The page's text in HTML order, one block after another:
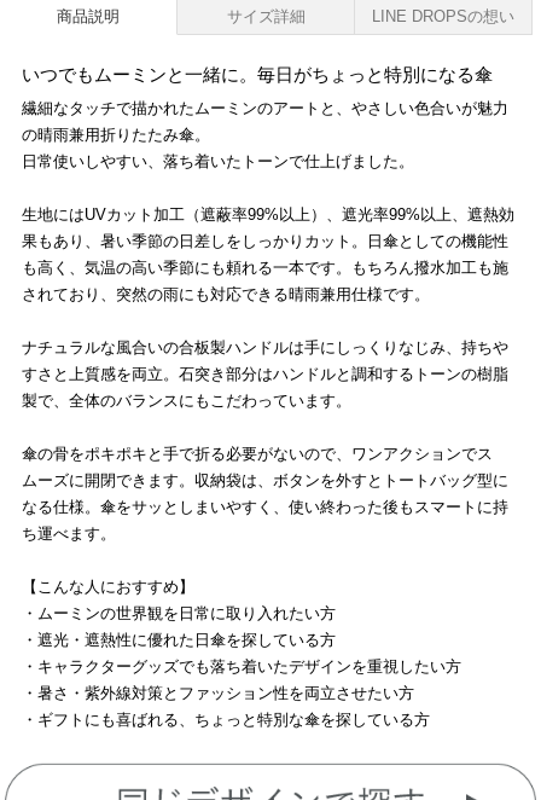
商品説明 サイズ詳細 LINE DROPSの想い
いつでもムーミンと一緒に。毎日がちょっと特別になる傘
繊細なタッチで描かれたムーミンのアートと、やさしい色合いが魅力
の晴雨兼用折りたたみ傘。
日常使いしやすい、落ち着いたトーンで仕上げました。
生地にはUVカット加工（遮蔽率99%以上）、遮光率99%以上、遮熱効
果もあり、暑い季節の日差しをしっかりカット。日傘としての機能性
も高く、気温の高い季節にも頼れる一本です。もちろん撥水加工も施
されており、突然の雨にも対応できる晴雨兼用仕様です。
ナチュラルな風合いの合板製ハンドルは手にしっくりなじみ、持ちや
すさと上質感を両立。石突き部分はハンドルと調和するトーンの樹脂
製で、全体のバランスにもこだわっています。
傘の骨をポキポキと手で折る必要がないので、ワンアクションでス
ムーズに開閉できます。収納袋は、ボタンを外すとトートバッグ型に
なる仕様。傘をサッとしまいやすく、使い終わった後もスマートに持
ち運べます。
【こんな人におすすめ】
・ムーミンの世界観を日常に取り入れたい方
・遮光・遮熱性に優れた日傘を探している方
・キャラクターグッズでも落ち着いたデザインを重視したい方
・暑さ・紫外線対策とファッション性を両立させたい方
・ギフトにも喜ばれる、ちょっと特別な傘を探している方